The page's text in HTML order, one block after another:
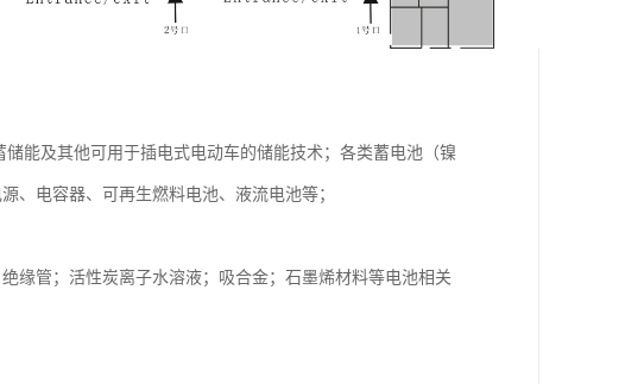
能及其他可用于插电式电动车的储能技术；各类蓄电池（镍
、电容器、可再生燃料电池、液流电池等；
缘管；活性炭离子水溶液；吸合金；石墨烯材料等电池相关